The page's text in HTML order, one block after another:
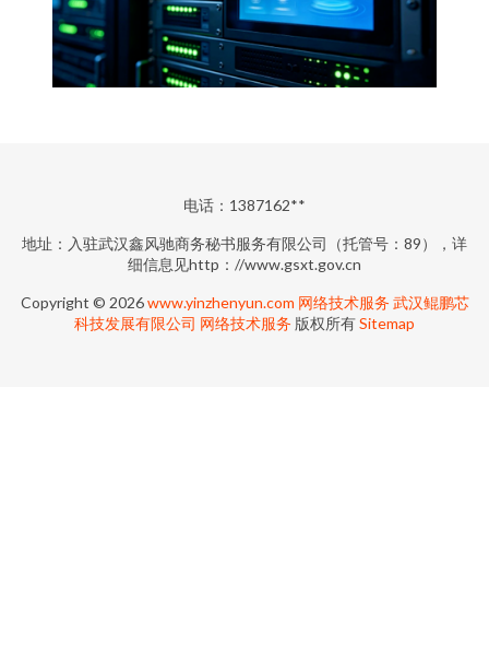
电话：1387162**
地址：入驻武汉鑫风驰商务秘书服务有限公司（托管号：89），详
细信息见http：//www.gsxt.gov.cn
Copyright © 2026www.yinzhenyun.com 网络技术服务 武汉鲲鹏芯
科技发展有限公司 网络技术服务 版权所有Sitemap